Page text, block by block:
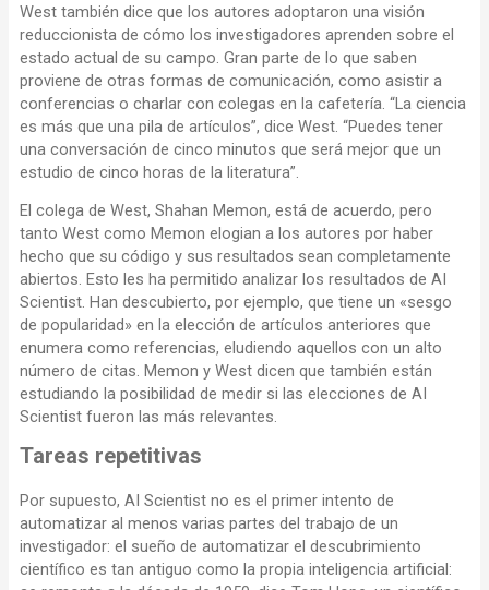
West también dice que los autores adoptaron una visión
reduccionista de cómo los investigadores aprenden sobre el
estado actual de su campo. Gran parte de lo que saben
proviene de otras formas de comunicación, como asistir a
conferencias o charlar con colegas en la cafetería. “La ciencia
es más que una pila de artículos”, dice West. “Puedes tener
una conversación de cinco minutos que será mejor que un
estudio de cinco horas de la literatura”.
El colega de West, Shahan Memon, está de acuerdo, pero
tanto West como Memon elogian a los autores por haber
hecho que su código y sus resultados sean completamente
abiertos. Esto les ha permitido analizar los resultados de AI
Scientist. Han descubierto, por ejemplo, que tiene un «sesgo
de popularidad» en la elección de artículos anteriores que
enumera como referencias, eludiendo aquellos con un alto
número de citas. Memon y West dicen que también están
estudiando la posibilidad de medir si las elecciones de AI
Scientist fueron las más relevantes.
Tareas repetitivas
Por supuesto, AI Scientist no es el primer intento de
automatizar al menos varias partes del trabajo de un
investigador: el sueño de automatizar el descubrimiento
científico es tan antiguo como la propia inteligencia artificial: